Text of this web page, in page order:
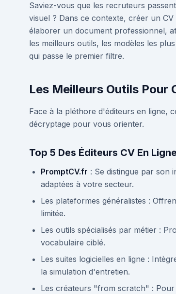
Saviez-vous que les recruteurs
visuel ? Dans ce contexte, créer un
élaborer un document professionnel,
les meilleurs outils, les modèles les
qui passe le premier filtre.
Les Meilleurs Outils Pour
Face à la pléthore d'éditeurs en ligne,
décryptage pour vous orienter.
Top 5 Des Éditeurs CV En Ligne
PromptCV.fr : Se distingue par son
adaptées à votre secteur.
Les plateformes généralistes :
limitée.
Les outils spécialisés par métier :
vocabulaire ciblé.
Les suites logicielles en ligne :
la simulation d'entretien.
Les créateurs "from scratch" :